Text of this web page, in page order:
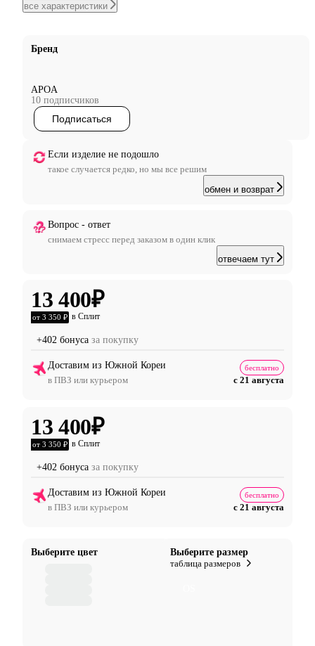
все характеристики
Бренд
APOA
10 подписчиков
Подписаться
Если изделие не подошло
такое случается редко, но мы все решим
обмен и возврат
Вопрос - ответ
снимаем стресс перед заказом в один клик
отвечаем тут
13 400₽
от 3 350 ₽ в Сплит
+402 бонуса за покупку
Доставим из Южной Кореи
в ПВЗ или курьером
бесплатно
с 21 августа
13 400₽
от 3 350 ₽ в Сплит
+402 бонуса за покупку
Доставим из Южной Кореи
в ПВЗ или курьером
бесплатно
с 21 августа
Выберите цвет
Выберите размер
таблица размеров